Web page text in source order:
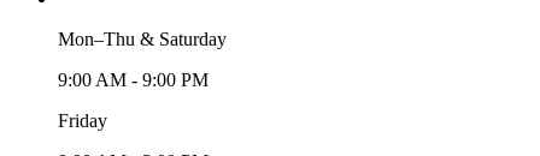
Mon–Thu & Saturday
9:00 AM - 9:00 PM
Friday